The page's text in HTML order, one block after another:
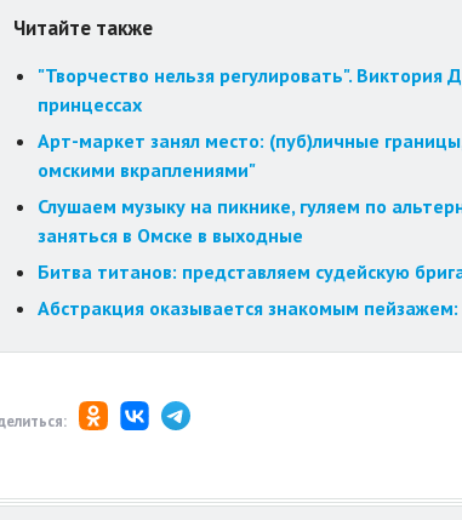
Читайте также
"Творчество нельзя регулировать".
принцессах
Арт-маркет занял место: (пуб)личные
омскими вкраплениями"
Слушаем музыку на пикнике, гуляем по
заняться в Омске в выходные
Битва титанов: представляем судейскую
Абстракция оказывается знакомым